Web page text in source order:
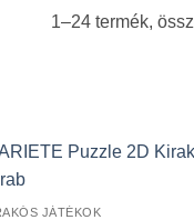
1–24 termék,
JÁTÉKOK